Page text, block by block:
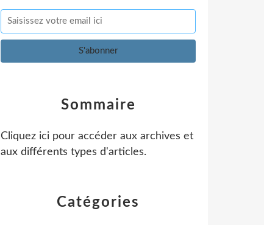
Catégories
Sommaire
Cliquez ici pour accéder aux archives et
aux différents types d'articles.